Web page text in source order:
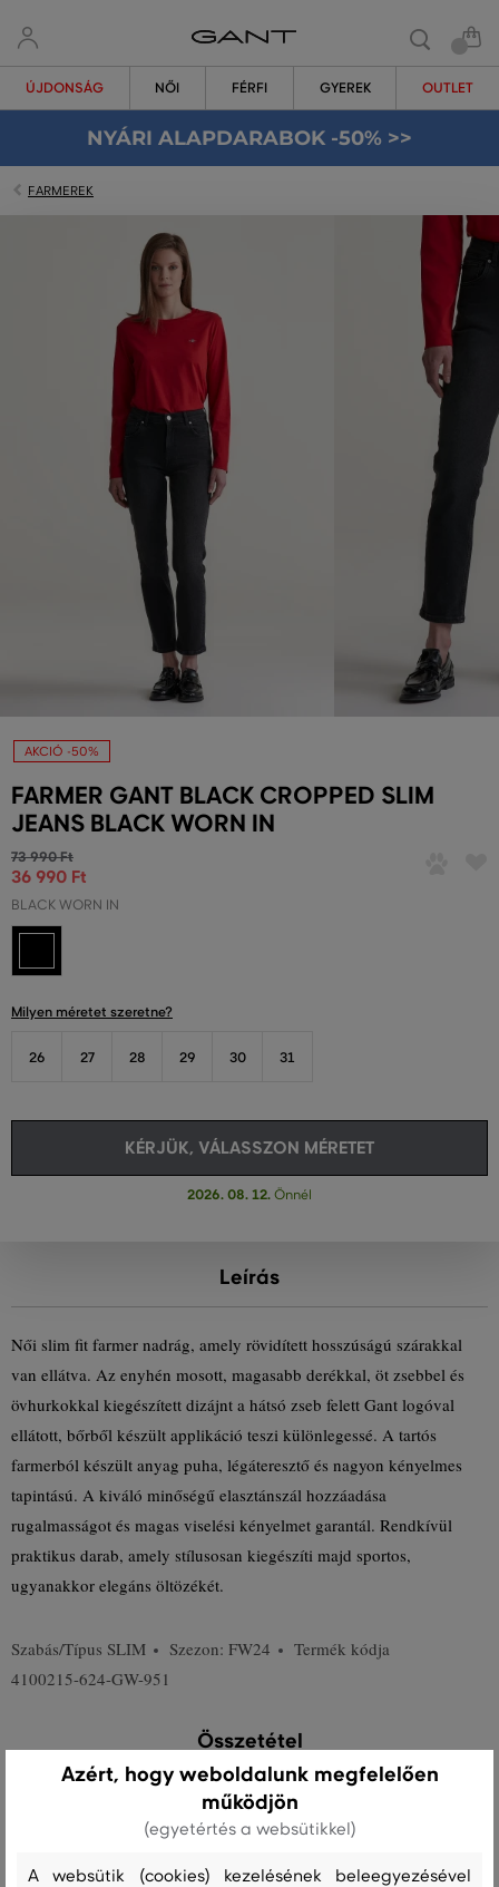
ÚJDONSÁG NŐI FÉRFI GYEREK OUTLET
NYÁRI ALAPDARABOK -50% >>
FARMEREK
AKCIÓ -50%
FARMER GANT BLACK CROPPED SLIM
JEANS BLACK WORN IN
73 990 Ft
36 990 Ft
BLACK WORN IN
Milyen méretet szeretne?
26 27 28 29 30 31
KÉRJÜK, VÁLASSZON MÉRETET
2026. 08. 12. Önnél
Leírás
Női slim fit farmer nadrág, amely rövidített hosszúságú szárakkal
van ellátva. Az enyhén mosott, magasabb derékkal, öt zsebbel és
övhurkokkal kiegészített dizájnt a hátsó zseb felett Gant logóval
ellátott, bőrből készült applikáció teszi különlegessé. A tartós
farmerból készült anyag puha, légáteresztő és nagyon kényelmes
tapintású. A kiváló minőségű elasztánszál hozzáadása
rugalmasságot és magas viselési kényelmet garantál. Rendkívül
praktikus darab, amely stílusosan kiegészíti majd sportos,
ugyanakkor elegáns öltözékét.
Szabás/Típus SLIM Szezon: FW24
Termék kódja
4100215-624-GW-951
Összetétel
ELASZTÁN
2 %
Azért, hogy weboldalunk megfelelően
működjön
(egyetértés a websütikkel)
A websütik (cookies) kezelésének beleegyezésével